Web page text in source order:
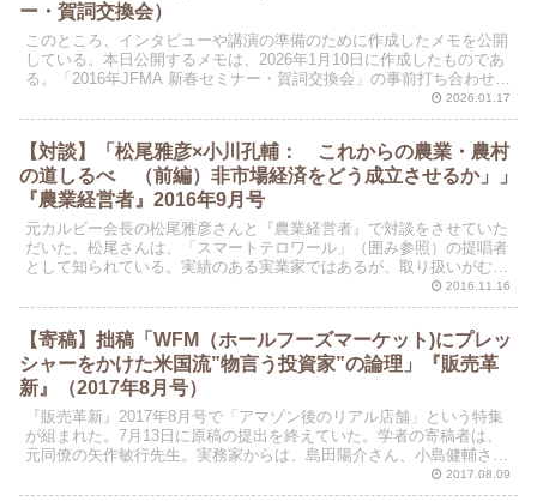
ー・賀詞交換会）
このところ、インタビューや講演の準備のために作成したメモを公開
している。本日公開するメモは、2026年1月10日に作成したものであ
る。「2016年JFMA 新春セミナー・賀詞交換会」の事前打ち合わせが
2026.01.17
【対談】「松尾雅彦×小川孔輔： これからの農業・農村
の道しるべ （前編）非市場経済をどう成立させるか」」
『農業経営者』2016年9月号
元カルビー会長の松尾雅彦さんと『農業経営者』で対談をさせていた
だいた。松尾さんは、「スマートテロワール」（囲み参照）の提唱者
として知られている。実績のある実業家ではあるが、取り扱いがむず
かしい人である。対談の前半部分がどうにか原稿に仕上がっ...2016.11.16
【寄稿】拙稿「WFM（ホールフーズマーケット)にプレッ
シャーをかけた米国流”物言う投資家”の論理」『販売革
新』（2017年8月号）
『販売革新』2017年8月号で「アマゾン後のリアル店舗」という特集
が組まれた。7月13日に原稿の提出を終えていた。学者の寄稿者は、
元同僚の矢作敏行先生。実務家からは、島田陽介さん、小島健輔さ
2017.08.09